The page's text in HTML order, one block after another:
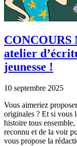
CONCOURS
atelier
jeunesse !
10 septembre 2025
Vous aimeriez
originales ? Et si vous
histoire tous
reconnu et de la voir
vous propose la